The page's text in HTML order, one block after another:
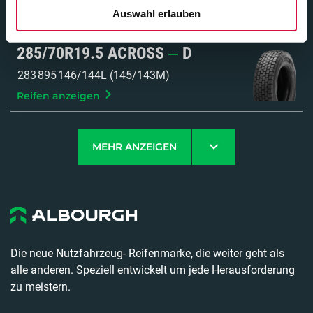
Auswahl erlauben
285/70R19.5 ACROSS D
283 895146/144L (145/143M)
Reifen anzeigen
MEHR ANZEIGEN
Die neue Nutzfahrzeug- Reifenmarke, die weiter geht als
alle anderen. Speziell entwickelt um jede Herausforderung
zu meistern.